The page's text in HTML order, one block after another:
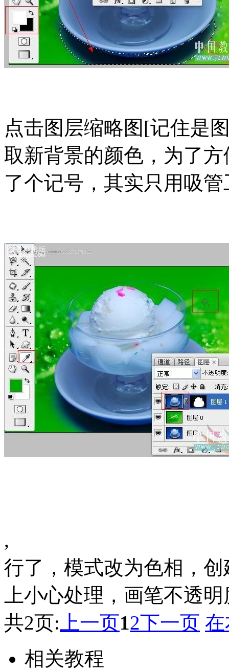
点击图层缩略图[记住是
取新背景的颜色，为了
了个记号，其实只用吸
, 新建纯色填
行了，模式改为色相，
上小心处理，画笔不透
共2页: 上一页12下一页
相关教程